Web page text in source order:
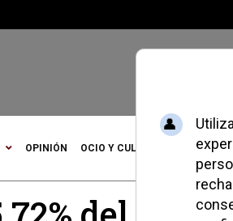
OPINIÓN OCIO Y CULTURA DEPORTES